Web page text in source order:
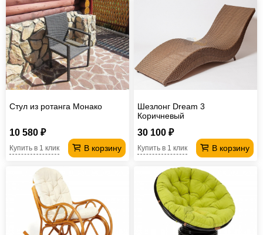
Стул из ротанга Монако
10 580 ₽
В корзину
Купить в 1 клик
Шезлонг Dream 3
Коричневый
30 100 ₽
В корзину
Купить в 1 клик